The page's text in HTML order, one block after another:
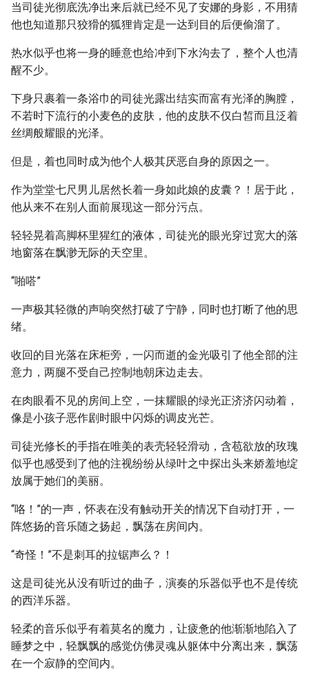
当司徒光彻底洗净出来后就已经不见了安娜的身影，不用猜
他也知道那只狡猾的狐狸肯定是一达到目的后便偷溜了。
热水似乎也将一身的睡意也给冲到下水沟去了，整个人也清
醒不少。
下身只裹着一条浴巾的司徒光露出结实而富有光泽的胸膛，
不若时下流行的小麦色的皮肤，他的皮肤不仅白皙而且泛着
丝绸般耀眼的光泽。
但是，着也同时成为他个人极其厌恶自身的原因之一。
作为堂堂七尺男儿居然长着一身如此娘的皮囊？！居于此，
他从来不在别人面前展现这一部分污点。
轻轻晃着高脚杯里猩红的液体，司徒光的眼光穿过宽大的落
地窗落在飘渺无际的天空里。
“啪嗒”
一声极其轻微的声响突然打破了宁静，同时也打断了他的思
绪。
收回的目光落在床柜旁，一闪而逝的金光吸引了他全部的注
意力，两腿不受自己控制地朝床边走去。
在肉眼看不见的房间上空，一抹耀眼的绿光正济济闪动着，
像是小孩子恶作剧时眼中闪烁的调皮光芒。
司徒光修长的手指在唯美的表壳轻轻滑动，含苞欲放的玫瑰
似乎也感受到了他的注视纷纷从绿叶之中探出头来娇羞地绽
放属于她们的美丽。
“咯！”的一声，怀表在没有触动开关的情况下自动打开，一
阵悠扬的音乐随之扬起，飘荡在房间内。
“奇怪！”不是刺耳的拉锯声么？！
这是司徒光从没有听过的曲子，演奏的乐器似乎也不是传统
的西洋乐器。
轻柔的音乐似乎有着莫名的魔力，让疲惫的他渐渐地陷入了
睡梦之中，轻飘飘的感觉仿佛灵魂从躯体中分离出来，飘荡
在一个寂静的空间内。